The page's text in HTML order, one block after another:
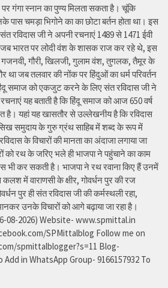
पर गंगा स्नान का पुण्य मिलता सकता है। चूंकि
पास चमड़ा भिगोने का का छोटा बर्तन होता था। इस
रविदास जी ने अपनी रचनाएं 1489 से 1471 ईवी
जब भारत पर लोदी वंश के शासक राज कर रहे थे, इस
गौरी, खिलजी, गुलाम वंश, तुगलक, तैमूर के
था जब तलवार की नोंक पर हिंदुओं का धर्म परिवर्तन
समाज को एकजुट करने के लिए संत रविदास जी ने
यह बताती है कि हिंदू समाज को आज 650 वर्ष
यहां यह खासतौर से उल्लेखनीय है कि रविदास
सिख समुदाय के गुरु ग्रंथ साहिब में शब्द के रूप में
के विचारों की मानता का अंदाजा लगाया जा
को रथ के जरिए भले ही भाजपा ने पहुंचाने का काम
भी कर सकती है। भाजपा ने रथ रवाना किए हैं उनमें
में वाराणसी के क्षीर, गोवर्धन पुर की रज
पुर ही संत रविदास जी की कर्मस्थली रहा,
उनके विचारों को आगे बढ़ाया जा रहा है।
08-2026) Website- www.spmittal.in
SPMittalblog Follow me on
spmittalblogger?s=11 Blog-
in WhatsApp Group- 9166157932 To